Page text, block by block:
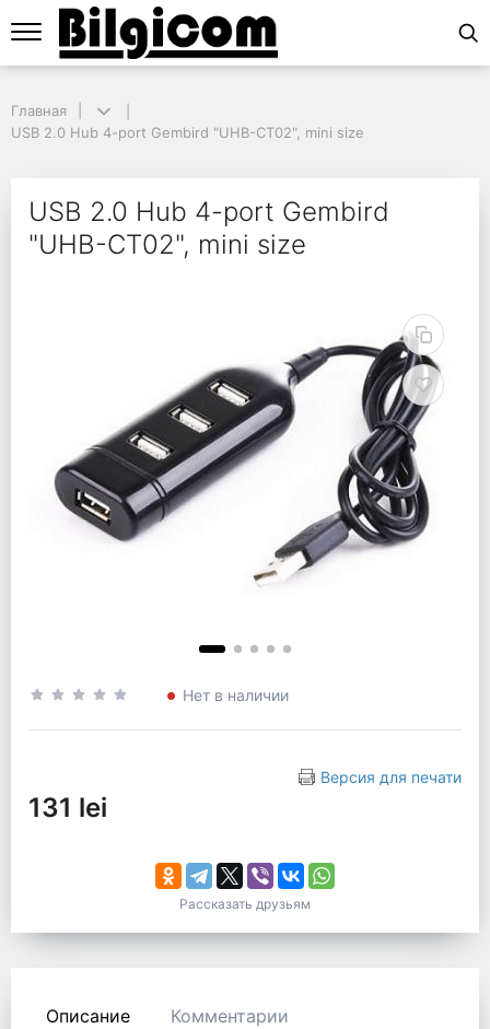
USB 2.0 Hub 4-port Gembird "UHB-CT02", mini size
USB 2.0 Hub 4-port
Главная
USB 2.0 Hub 4-port Gembird "UHB-CT02", mini size
USB 2.0 Hub 4-port Gembird
"UHB-CT02", mini size
Нет в наличии
Версия для печати
131 lei
Рассказать друзьям
Описание Комментарии